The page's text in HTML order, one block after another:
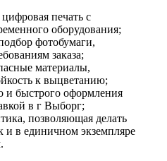
печать с
оборудования;
фотобумаги,
заказа;
материалы,
к выцветанию;
и быстрого оформления
в г Выборг;
позволяющая делать
и в единичном экземпляре